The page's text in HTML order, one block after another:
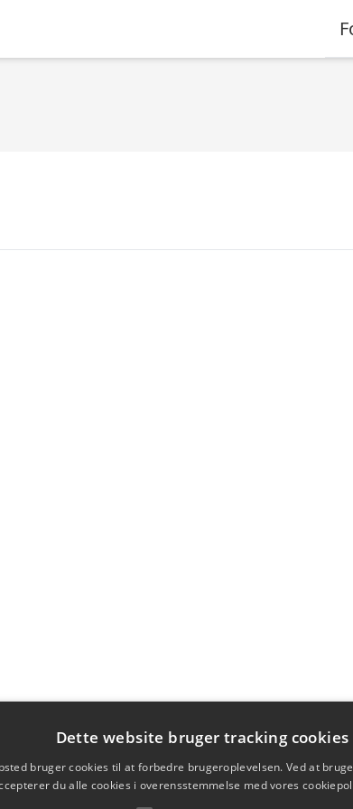
Dette website bruger tracking cookies
bruger cookies til at forbedre brugeroplevelsen. Ved at
du alle cookies i overensstemmelse med vores